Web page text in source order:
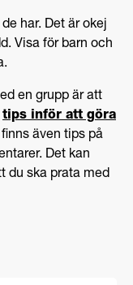
har. Det är okej
Visa för barn och
en grupp är att
tips inför att göra
finns även tips på
Det kan
du ska prata med